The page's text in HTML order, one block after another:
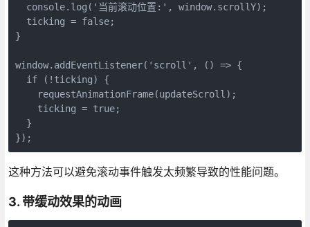
  console.log('当前滚动位置:', window.scrollY);
  ticking = false;
}
window.addEventListener('scroll', () => {
  if (!ticking) {
    requestAnimationFrame(updateScroll);
    ticking = true;
  }
});
这种方法可以避免滚动事件触发太频繁导致的性能问题。
3. 带缓动效果的动画